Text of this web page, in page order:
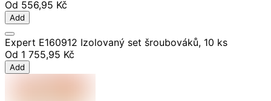
Od 556,95 Kč
Add
Expert E160912 Izolovaný set šroubováků, 10 ks
Od 1 755,95 Kč
Add